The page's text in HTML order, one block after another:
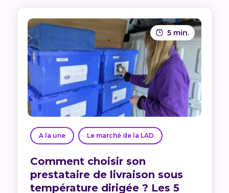
5 min.
A la une Le marché de la LAD
Comment choisir son
prestataire de livraison sous
température dirigée ? Les 5